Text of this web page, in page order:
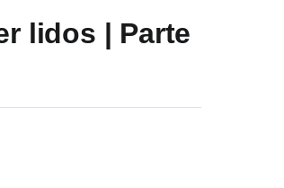
lidos | Parte